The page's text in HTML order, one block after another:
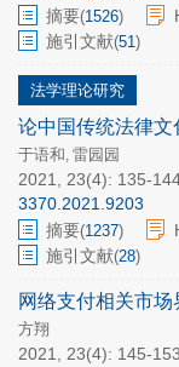
摘要(1526)
施引文献(51)
法学理论研究
论中国传统法律
于语和, 雷园园
2021, 23(4): 135-
3370.2021.9203
摘要(1237)
施引文献(28)
网络支付相关市
方翔
2021, 23(4): 145-153.